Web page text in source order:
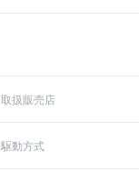
取扱販売店
駆動方式